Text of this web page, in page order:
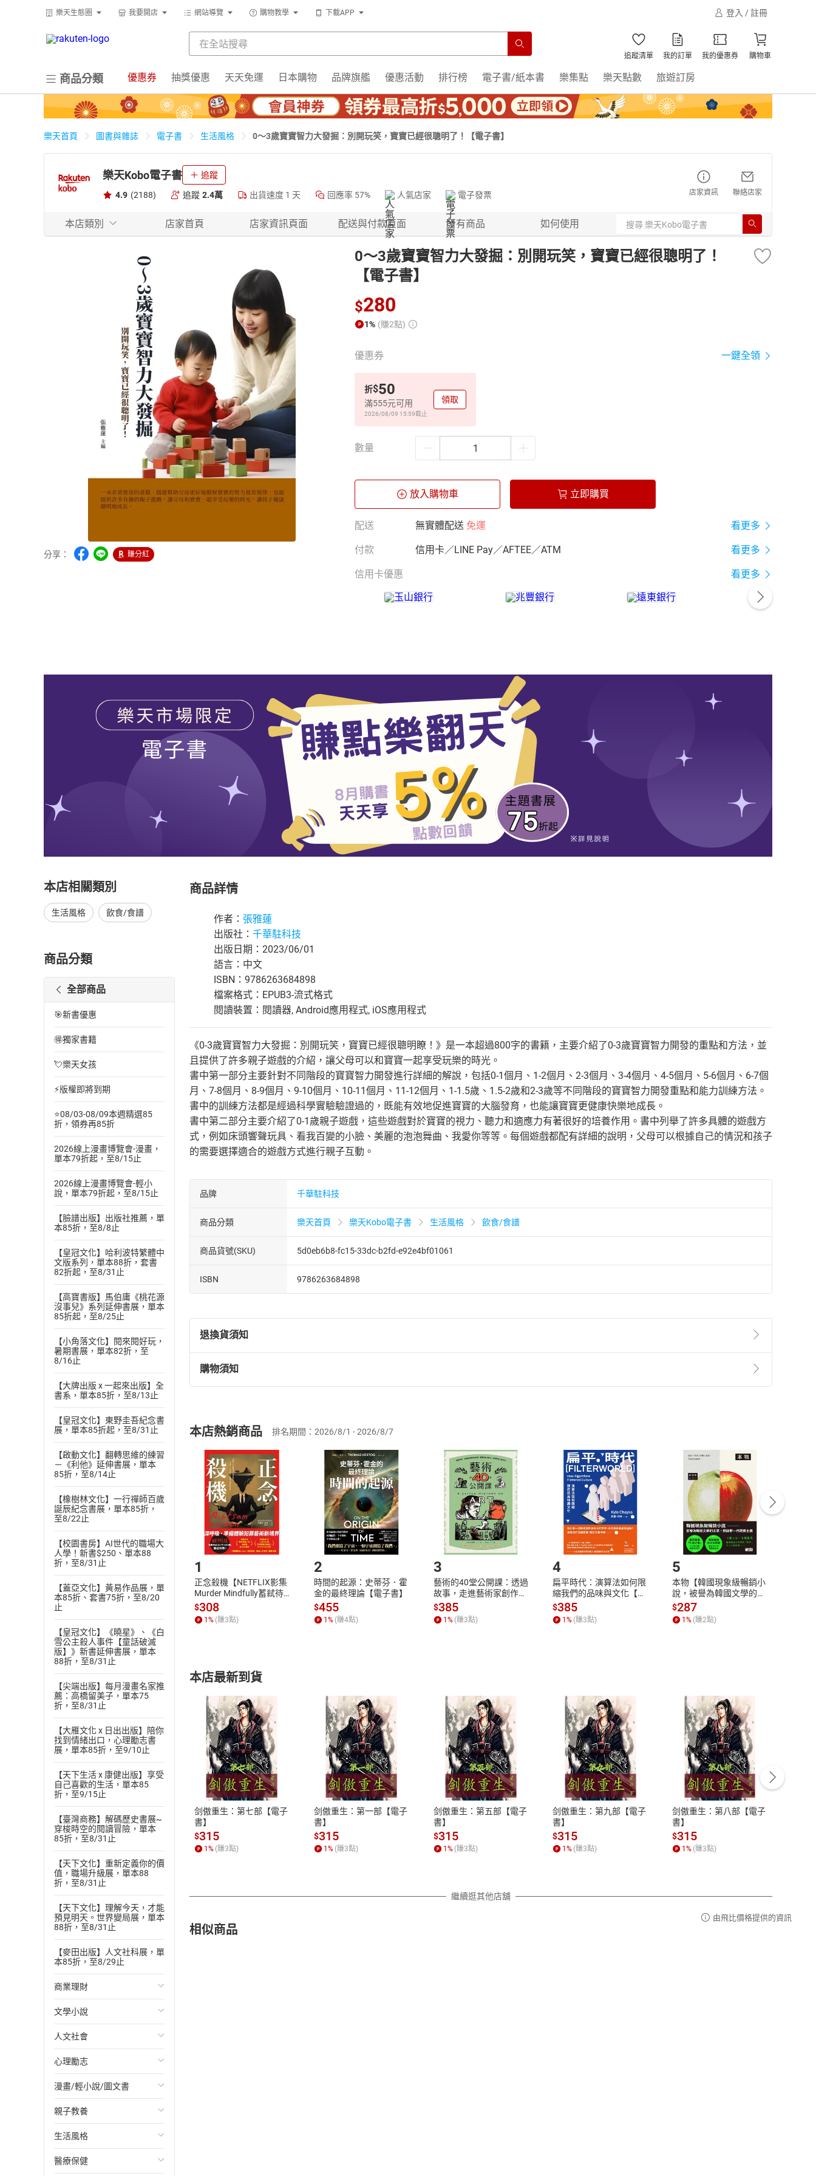
樂天生態圈 我要開店 網站導覽 購物教學 下載APP 登入 / 註冊
追蹤清單 我的訂單 我的優惠券 購物車
商品分類 優惠券 抽獎優惠 天天免運 日本購物 品牌旗艦 優惠活動 排行榜 電子書/紙本書 樂集點 樂天點數 旅遊訂房
樂天首頁 圖書與雜誌 電子書 生活風格 0～3歲寶寶智力大發掘：別開玩笑，寶寶已經很聰明了！【電子書】
樂天Kobo電子書 追蹤
4.9 (2188) 追蹤 2.4萬 出貨速度 1 天 回應率 57% 人氣店家 電子發票 店家資訊 聯絡店家
本店類別 店家首頁 店家資訊頁面 配送與付款頁面 所有商品 如何使用
分享： 賺分紅
0～3歲寶寶智力大發掘：別開玩笑，寶寶已經很聰明了！
【電子書】
$280
1% (賺2點)
優惠券 一鍵全領
折$50
滿555元可用
2026/08/09 15:59截止
領取
數量
放入購物車 立即購買
配送 無實體配送 免運 看更多
付款 信用卡／LINE Pay／AFTEE／ATM 看更多
信用卡優惠 看更多
本店相關類別
生活風格 飲食/食譜
商品分類
全部商品
🎯新書優惠
🉐獨家書籍
💘樂天女孩
⚡版權即將到期
⭐08/03-08/09本週精選85
折，領券再85折
2026線上漫畫博覽會-漫畫，
單本79折起，至8/15止
2026線上漫畫博覽會-輕小
說，單本79折起，至8/15止
【臉譜出版】出版社推薦，單
本85折，至8/8止
【皇冠文化】哈利波特繁體中
文版系列，單本88折，套書
82折起，至8/31止
【高寶書版】馬伯庸《桃花源
沒事兒》系列延伸書展，單本
85折起，至8/25止
【小角落文化】閱來閱好玩，
暑期書展，單本82折，至
8/16止
【大牌出版 x 一起來出版】全
書系，單本85折，至8/13止
【皇冠文化】東野圭吾紀念書
展，單本85折起，至8/31止
【啟動文化】翻轉思維的練習
－《利他》延伸書展，單本
85折，至8/14止
【橡樹林文化】一行禪師百歲
誕辰紀念書展，單本85折，
至8/22止
【校園書房】AI世代的職場大
人學！新書$250、單本88
折，至8/31止
【蓋亞文化】黃易作品展，單
本85折、套書75折，至8/20
止
【皇冠文化】《曉星》、《白
雪公主殺人事件【童話破滅
版】》新書延伸書展，單本
88折，至8/31止
【尖端出版】每月漫畫名家推
薦：高橋留美子，單本75
折，至8/31止
【大雁文化 x 日出出版】陪你
找到情緒出口，心理勵志書
展，單本85折，至9/10止
【天下生活 x 康健出版】享受
自己喜歡的生活，單本85
折，至9/15止
【臺灣商務】解碼歷史書展~
穿梭時空的閱讀冒險，單本
85折，至8/31止
【天下文化】重新定義你的價
值，職場升級展，單本88
折，至8/31止
【天下文化】理解今天，才能
預見明天。世界變局展，單本
88折，至8/31止
【麥田出版】人文社科展，單
本85折，至8/29止
商業理財
投資理財
經濟/趨勢
財務/金融
管理/領導
職場工作術
成功法
行銷/廣告
文學小說
歐美文學
日本文學
韓國文學
華文文學
經典文學
成長/家庭生活小說
人文社會
國際關係
政治
社會科學
台灣/中國歷史
日/韓歷史
心理勵志
心靈成長/情緒
人際關係
兩性關係
心理學
漫畫/輕小說/圖文書
輕小說
奇幻/科幻
愛情故事
親子教養
教育現場
兒童文學/故事
生活風格
飲食/食譜
醫療保健
商品詳情
作者： 張雅蓮
出版社： 千華駐科技
出版日期：2023/06/01
語言：中文
ISBN：9786263684898
檔案格式：EPUB3-流式格式
閱讀裝置：閱讀器, Android應用程式, iOS應用程式
《0-3歲寶寶智力大發掘：別開玩笑，寶寶已經很聰明瞭！》是一本超過800字的書籍，主要介紹了0-3歲寶寶智力開發的重點和方法，並
且提供了許多親子遊戲的介紹，讓父母可以和寶寶一起享受玩樂的時光。
書中第一部分主要針對不同階段的寶寶智力開發進行詳細的解說，包括0-1個月、1-2個月、2-3個月、3-4個月、4-5個月、5-6個月、6-7個
月、7-8個月、8-9個月、9-10個月、10-11個月、11-12個月、1-1.5歲、1.5-2歲和2-3歲等不同階段的寶寶智力開發重點和能力訓練方法。
書中的訓練方法都是經過科學實驗驗證過的，既能有效地促進寶寶的大腦發育，也能讓寶寶更健康快樂地成長。
書中第二部分主要介紹了0-1歲親子遊戲，這些遊戲對於寶寶的視力、聽力和適應力有著很好的培養作用。書中列舉了許多具體的遊戲方
式，例如床頭響聲玩具、看我百變的小臉、美麗的泡泡舞曲、我愛你等等。每個遊戲都配有詳細的說明，父母可以根據自己的情況和孩子
的需要選擇適合的遊戲方式進行親子互動。
品牌 千華駐科技
商品分類 樂天首頁 樂天Kobo電子書 生活風格 飲食/食譜
商品貨號(SKU) 5d0eb6b8-fc15-33dc-b2fd-e92e4bf01061
ISBN 9786263684898
退換貨須知
退換貨規定：
(一)依消費者保護法第19條第1項後段暨通訊交易解除權合理例外情事適用準則第2條第5款之規定，「非以有形媒介提供之數位
(二)消費者訂購本店鋪之商品即代表知悉本店鋪所銷售之商品為電子書，屬非以有形媒介提供之數位內容，消費者同意若訂購後
且已下載/存取電子書，不得請求退貨退款。
退貨方式：您欲取消訂單或辦理退貨時，請登入樂天市場，並於「我的訂單」中點選「瀏覽訂單明細」
「申請取消訂單 /退
貨」，本店鋪將依您的申請進行審核，待審核通過後將為您辦理退款事宜。
請注意，樂天市場須以整筆訂單為單位進行取消/退貨，恕無法以單支商品取消/退貨。
購物須知
挑選商品
Choose
放入購物車
Shopping cart
登入帳號
Login
付款方式
Payment
完成
Complete
購書後，如何開始使用？
Step1.選擇閱讀載具 Step2.登入帳號，下載書籍後看書
付款方式
ATM轉帳、信用卡、LINE PAY、AFTEE
退換貨規範
本店是否提供消費者保護法七日猶豫期
之權利，遽消費者保護法及通訊交易解
除權合理例外情事適用準則，依商品性
質各有不同規定。詳細退換貨說明請參
照各商品說明。
客服資訊
服務時間：週一到週五 10:00-12:00、
13:00-17:00 (國定假日及例假日休息)
客服電話：0080-1857077
本店熱銷商品 排名期間：2026/8/1 - 2026/8/7
1
正念殺機【NETFLIX影集
Murder Mindfully蓄弒待
發】【電子書】
$308
1 % (賺3點)
2
時間的起源：史蒂芬．霍
金的最終理論【電子書】
$455
1 % (賺4點)
3
藝術的40堂公開課：透過
故事，走進藝術家創作現
場，看藝術如何誕生、如
何形塑人類生活【電子
書】
$385
1 % (賺3點)
4
扁平時代：演算法如何限
縮我們的品味與文化【電
子書】
$385
1% (賺3點)
5
本物【韓國現象級暢銷小
說，被譽為韓國文學的未
來】【電子書】
$287
1% (賺2點)
本店最新到貨
剑傲重生：第七部【電子
書】
$315
1 % (賺3點)
剑傲重生：第一部【電子
書】
$315
1 % (賺3點)
剑傲重生：第五部【電子
書】
$315
1 % (賺3點)
剑傲重生：第九部【電子
書】
$315
1% (賺3點)
剑傲重生：第八部【電子
書】
$315
1% (賺3點)
繼續逛其他店舖
相似商品
由飛比價格提供的資訊